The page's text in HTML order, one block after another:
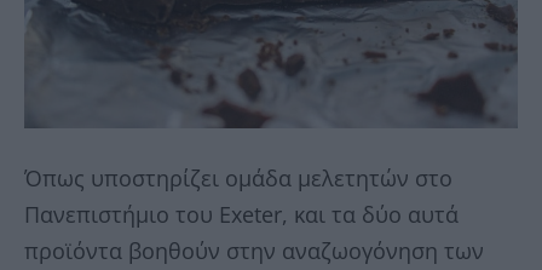
Όπως υποστηρίζει ομάδα μελετητών στο
Πανεπιστήμιο του Exeter, και τα δύο αυτά
προϊόντα βοηθούν στην αναζωογόνηση των